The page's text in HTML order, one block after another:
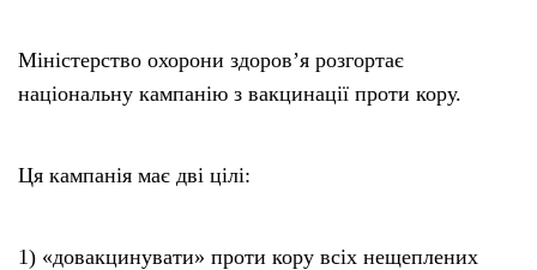
Міністерство охорони здоров’я розгортає
національну кампанію з вакцинації проти кору.
Ця кампанія має дві цілі:
1) «довакцинувати» проти кору всіх нещеплених